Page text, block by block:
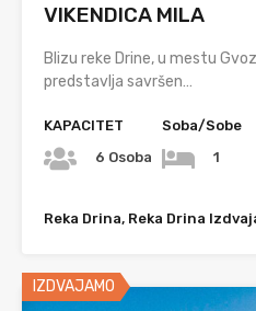
VIKENDICA MILA
Blizu reke Drine, u mestu
predstavlja savršen…
KAPACITET
6 Osoba
Soba/Sobe
1
Reka Drina, Reka Drina
IZDVAJAMO